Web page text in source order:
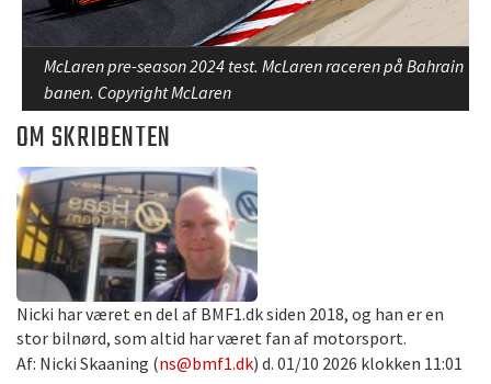
McLaren pre-season 2024 test. McLaren raceren på Bahrain
banen. Copyright McLaren
OM SKRIBENTEN
Nicki har været en del af BMF1.dk siden 2018, og han er en
stor bilnørd, som altid har været fan af motorsport.
Af: Nicki Skaaning (ns@bmf1.dk) d. 01/10 2026 klokken 11:01